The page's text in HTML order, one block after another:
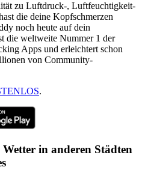
zu Luftdruck-, Luftfeuchtigkeit-
die deine Kopfschmerzen
noch heute auf dein
die weltweite Nummer 1 der
Apps und erleichtert schon
von Community-
.
in anderen Städten